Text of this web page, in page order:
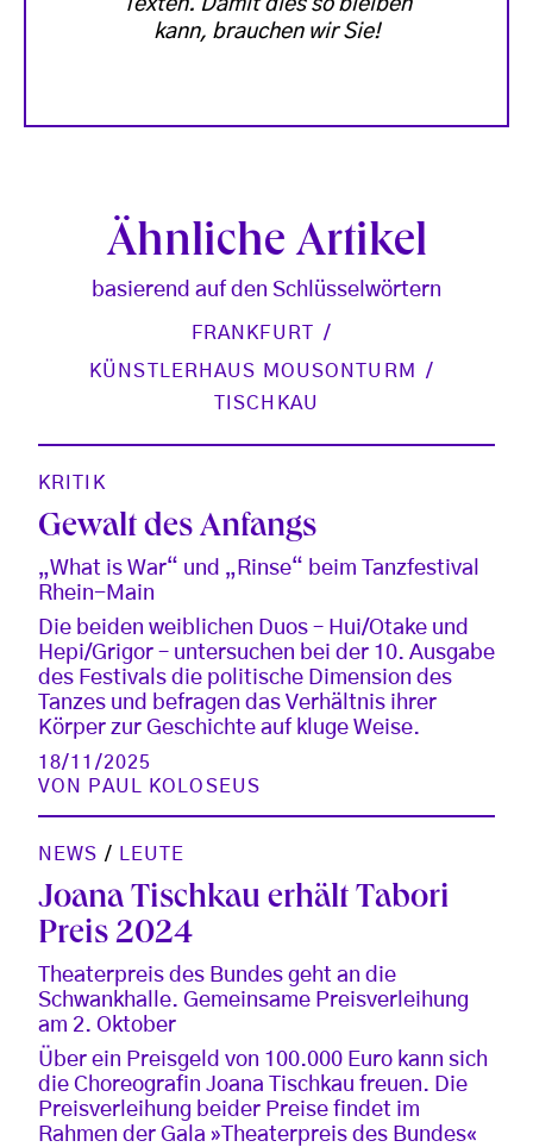
Texten. Damit dies so bleiben
kann, brauchen wir Sie!
Ähnliche Artikel
basierend auf den Schlüsselwörtern
FRANKFURT
KÜNSTLERHAUS MOUSONTURM
TISCHKAU
KRITIK
Gewalt des Anfangs
„What is War“ und „Rinse“ beim Tanzfestival
Rhein-Main
Die beiden weiblichen Duos – Hui/Otake und
Hepi/Grigor – untersuchen bei der 10. Ausgabe
des Festivals die politische Dimension des
Tanzes und befragen das Verhältnis ihrer
Körper zur Geschichte auf kluge Weise.
18/11/2025
VON
PAUL KOLOSEUS
NEWS / LEUTE
Joana Tischkau erhält Tabori
Preis 2024
Theaterpreis des Bundes geht an die
Schwankhalle. Gemeinsame Preisverleihung
am 2. Oktober
Über ein Preisgeld von 100.000 Euro kann sich
die Choreografin Joana Tischkau freuen. Die
Preisverleihung beider Preise findet im
Rahmen der Gala »Theaterpreis des Bundes«